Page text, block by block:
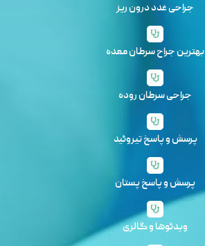
جراحی غدد درون ریز
بهترین جراح سرطان معده
جراحی سرطان روده
پرسش و پاسخ تیروئید
پرسش و پاسخ پستان
ویدئوها و گالری